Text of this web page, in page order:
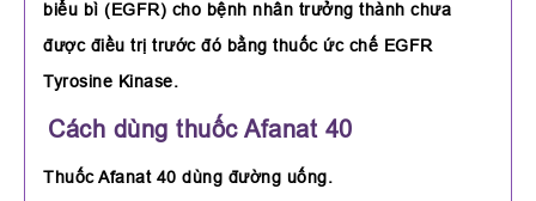
biểu bì (EGFR) cho bệnh nhân trưởng thành chưa
được điều trị trước đó bằng thuốc ức chế EGFR
Tyrosine Kinase.
Cách dùng thuốc Afanat 40
Thuốc Afanat 40 dùng đường uống.